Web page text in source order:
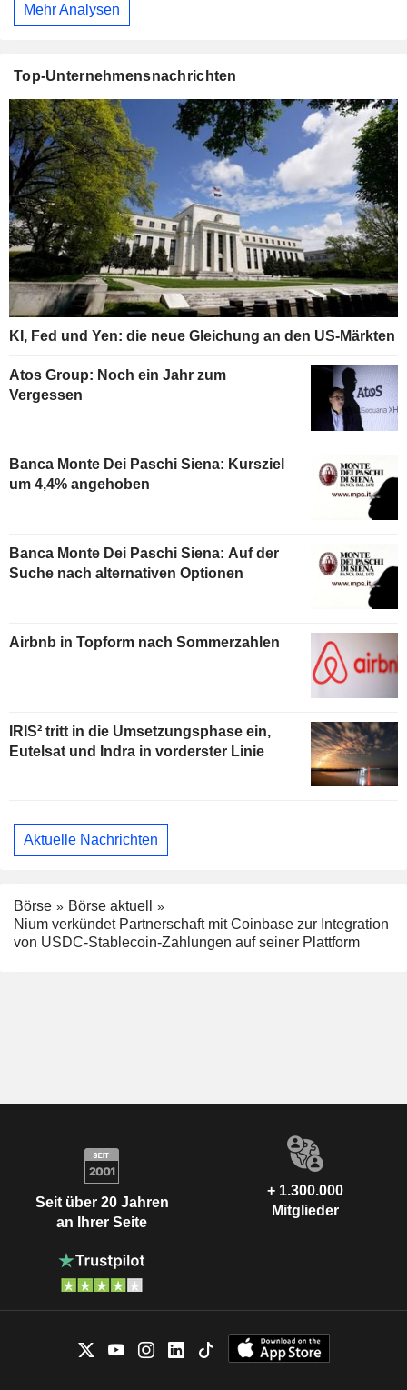
Mehr Analysen
Top-Unternehmensnachrichten
KI, Fed und Yen: die neue Gleichung an den US-Märkten
Atos Group: Noch ein Jahr zum
Vergessen
Banca Monte Dei Paschi Siena: Kursziel
um 4,4% angehoben
Banca Monte Dei Paschi Siena: Auf der
Suche nach alternativen Optionen
Airbnb in Topform nach Sommerzahlen
IRIS² tritt in die Umsetzungsphase ein,
Eutelsat und Indra in vorderster Linie
Aktuelle Nachrichten
Börse
Börse aktuell
Nium verkündet Partnerschaft mit Coinbase zur Integration
von USDC-Stablecoin-Zahlungen auf seiner Plattform
Seit über 20 Jahren
an Ihrer Seite
+ 1.300.000
Mitglieder